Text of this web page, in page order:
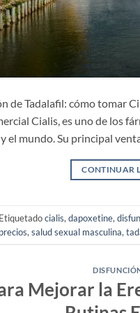
de Tadalafil: cómo tomar
Cialis, es uno de los
el mundo. Su principal
CONTINUAR
Etiquetadocialis, dapoxetine,
precios, salud sexual masculina,
Mejorar la